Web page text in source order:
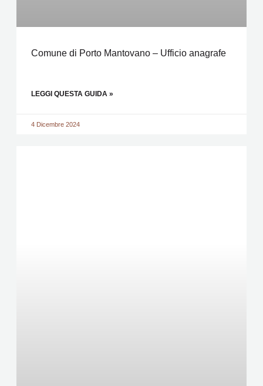
Comune di Porto Mantovano – Ufficio anagrafe
LEGGI QUESTA GUIDA »
4 Dicembre 2024